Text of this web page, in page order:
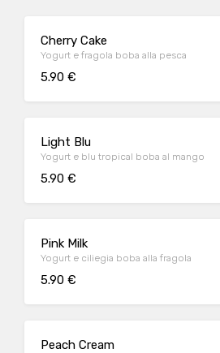
Cherry Cake
Yogurt e fragola boba alla pesca
5.90 €
Light Blu
Yogurt e blu tropical boba al mango
5.90 €
Pink Milk
Yogurt e ciliegia boba alla fragola
5.90 €
Peach Cream